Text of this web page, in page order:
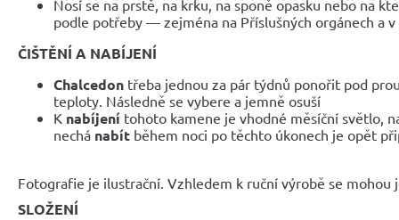
Nosí se na prstě, na krku, na sponě opasku nebo na
podle potřeby — zejména na Příslušných orgánech a
ČIŠTĚNÍ A NABÍJENÍ
Chalcedon třeba jednou za pár týdnů ponořit pod
teploty. Následně se vybere a jemně osuší
K nabíjení tohoto kamene je vhodné měsíční světlo,
nechá nabít během noci po těchto úkonech je opět
Fotografie je ilustrační. Vzhledem k ruční výrobě se
SLOŽENÍ